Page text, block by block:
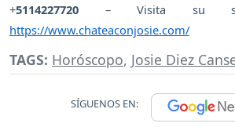
+5114227720 – Visita su
https://www.chateaconjosie.com/
TAGS: Horóscopo, Josie Diez
SÍGUENOS EN: